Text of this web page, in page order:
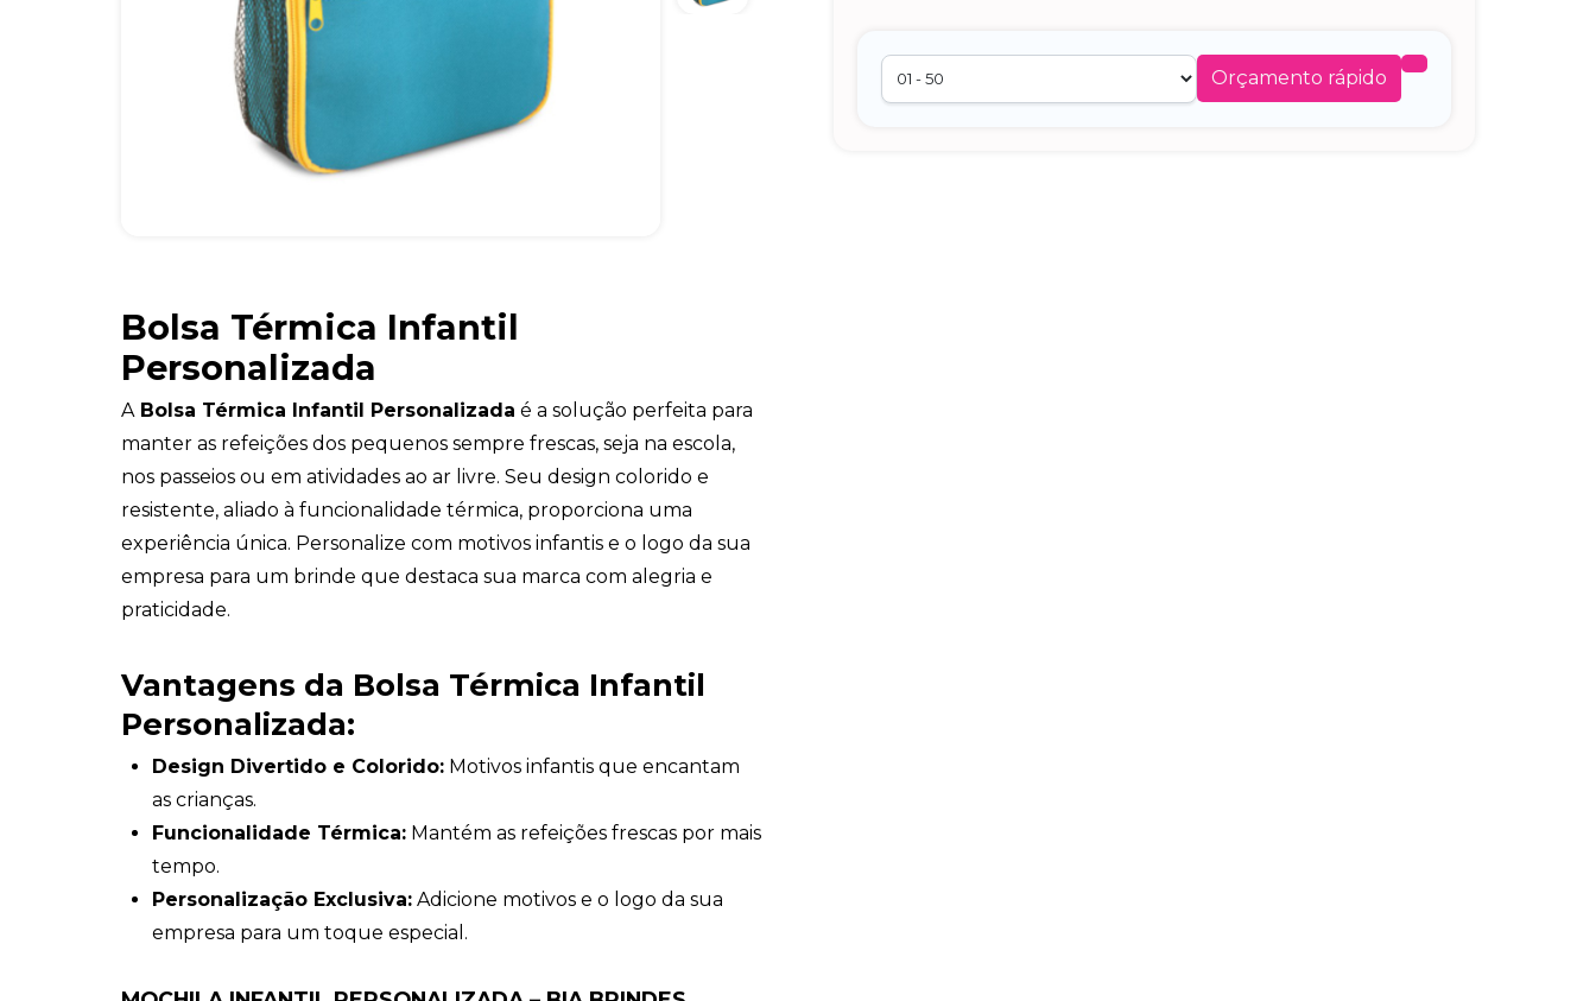
Orçamento rápido
Bolsa Térmica Infantil
Personalizada
ABolsa Térmica Infantil Personalizada é a solução perfeita para
manter as refeições dos pequenos sempre frescas, seja na escola,
nos passeios ou em atividades ao ar livre. Seu design colorido e
resistente, aliado à funcionalidade térmica, proporciona uma
experiência única. Personalize com motivos infantis e o logo da sua
empresa para um brinde que destaca sua marca com alegria e
praticidade.
Vantagens da Bolsa Térmica Infantil
Personalizada:
Design Divertido e Colorido: Motivos infantis que encantam
as crianças.
Funcionalidade Térmica: Mantém as refeições frescas por mais
tempo.
Personalização Exclusiva: Adicione motivos e o logo da sua
empresa para um toque especial.
online